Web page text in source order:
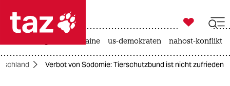
 taz zahl ich
taz zahl ich

taz zahl ich
krieg in der ukraine us-demokraten nahost-konflikt
Verbot von Sodomie: Tierschutzbund ist nicht zufrieden